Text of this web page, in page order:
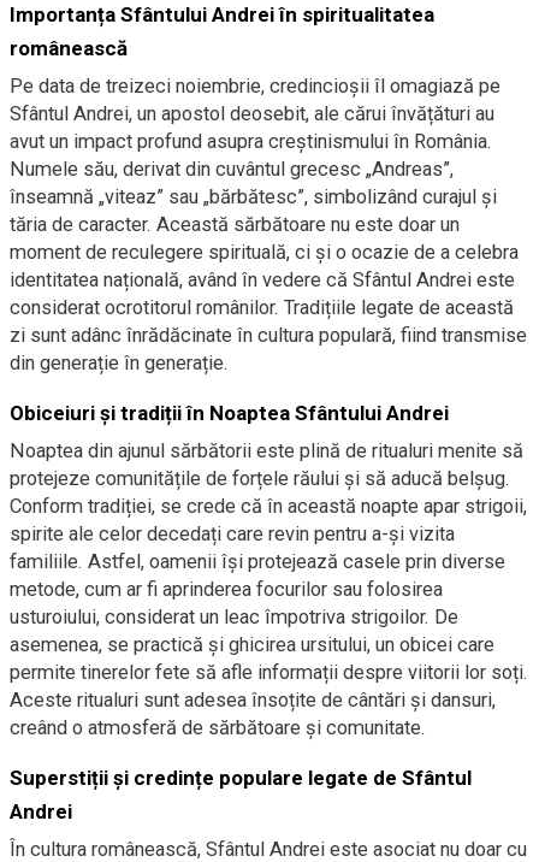
Importanța Sfântului Andrei în spiritualitatea
românească
Pe data de treizeci noiembrie, credincioșii îl omagiază pe
Sfântul Andrei, un apostol deosebit, ale cărui învățături au
avut un impact profund asupra creștinismului în România.
Numele său, derivat din cuvântul grecesc „Andreas”,
înseamnă „viteaz” sau „bărbătesc”, simbolizând curajul și
tăria de caracter. Această sărbătoare nu este doar un
moment de reculegere spirituală, ci și o ocazie de a celebra
identitatea națională, având în vedere că Sfântul Andrei este
considerat ocrotitorul românilor. Tradițiile legate de această
zi sunt adânc înrădăcinate în cultura populară, fiind transmise
din generație în generație.
Obiceiuri și tradiții în Noaptea Sfântului Andrei
Noaptea din ajunul sărbătorii este plină de ritualuri menite să
protejeze comunitățile de forțele răului și să aducă belșug.
Conform tradiției, se crede că în această noapte apar strigoii,
spirite ale celor decedați care revin pentru a-și vizita
familiile. Astfel, oamenii își protejează casele prin diverse
metode, cum ar fi aprinderea focurilor sau folosirea
usturoiului, considerat un leac împotriva strigoilor. De
asemenea, se practică și ghicirea ursitului, un obicei care
permite tinerelor fete să afle informații despre viitorii lor soți.
Aceste ritualuri sunt adesea însoțite de cântări și dansuri,
creând o atmosferă de sărbătoare și comunitate.
Superstiții și credințe populare legate de Sfântul
Andrei
În cultura românească, Sfântul Andrei este asociat nu doar cu